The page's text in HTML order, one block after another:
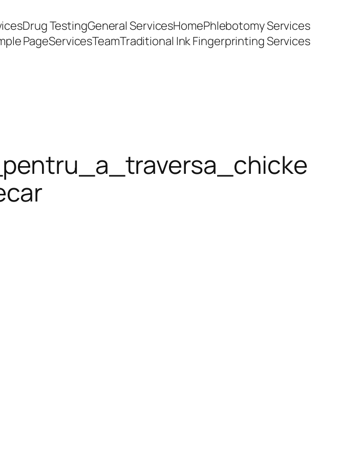
Drug TestingGeneral ServicesHomePhlebotomy Services
PageServicesTeamTraditional Ink Fingerprinting Services